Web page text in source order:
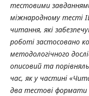
тестовими
міжнародному тесті
читання, які
роботі застосовано
методологічного
описовий та
час, як у частині
два тестові формати